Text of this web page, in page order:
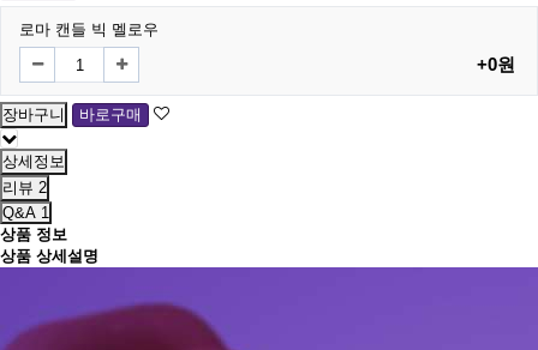
로마 캔들 빅 멜로우
+0원
상세정보
리뷰 2
Q&A 1
상품 정보
상품 상세설명